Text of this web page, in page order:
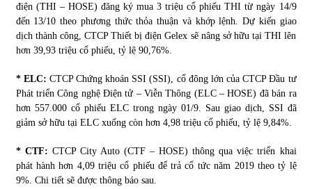
S&P Ratings cập nhật xếp hạng tín nhiệm của
Vietcombank và Eximbank
31/05/2022
Chứng khoán ngày 30/5/2022: Top 10 cổ phiếu nổi bật
31/05/2022
vốn hóa
09/11/2021
điện (THI – HOSE) đăng ký mua 3 triệu cổ phiếu THI từ ngày 14/9
đến 13/10 theo phương thức thỏa thuận và khớp lệnh. Dự kiến giao
dịch thành công, CTCP Thiết bị điện Gelex sẽ nâng sở hữu tại THI lên
hơn 39,93 triệu cổ phiếu, tỷ lệ 90,76%.
* ELC: CTCP Chứng khoán SSI (SSI), cổ đông lớn của CTCP Đầu tư
Phát triển Công nghệ Điện tử – Viễn Thông (ELC – HOSE) đã bán ra
hơn 557.000 cổ phiếu ELC trong ngày 01/9. Sau giao dịch, SSI đã
giảm sở hữu tại ELC xuống còn hơn 4,98 triệu cổ phiếu, tỷ lệ 9,84%.
* CTF: CTCP City Auto (CTF – HOSE) thông qua việc triển khai
phát hành hơn 4,09 triệu cổ phiếu để trả cổ tức năm 2019 theo tỷ lệ
9%. Chi tiết sẽ được thông báo sau.